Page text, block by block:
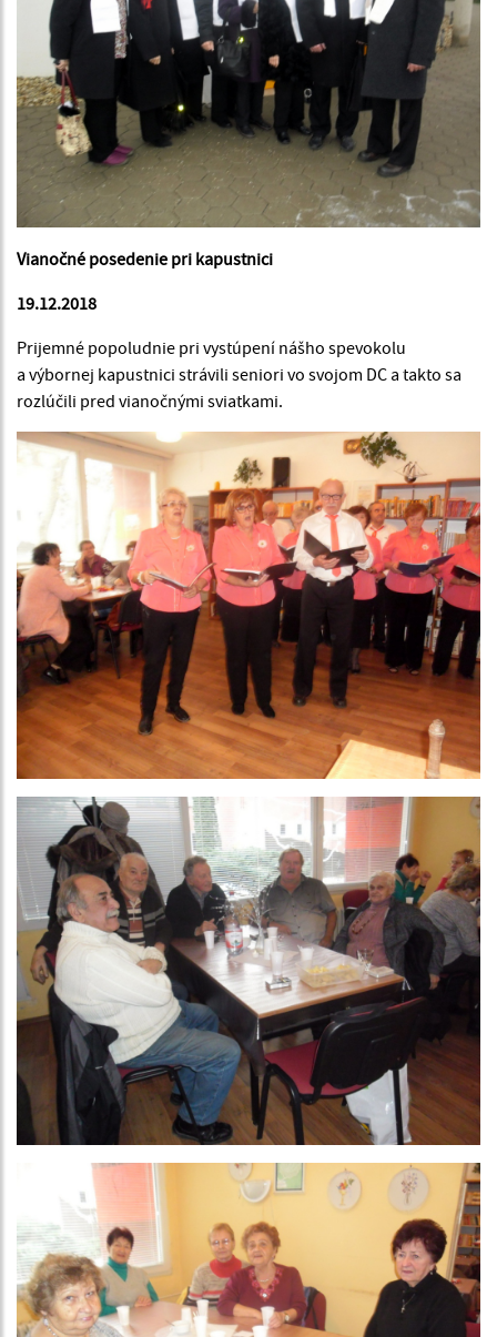
Vianočné posedenie pri kapustnici
19.12.2018
Prijemné popoludnie pri vystúpení nášho spevokolu
a výbornej kapustnici strávili seniori vo svojom DC a takto sa
rozlúčili pred vianočnými sviatkami.